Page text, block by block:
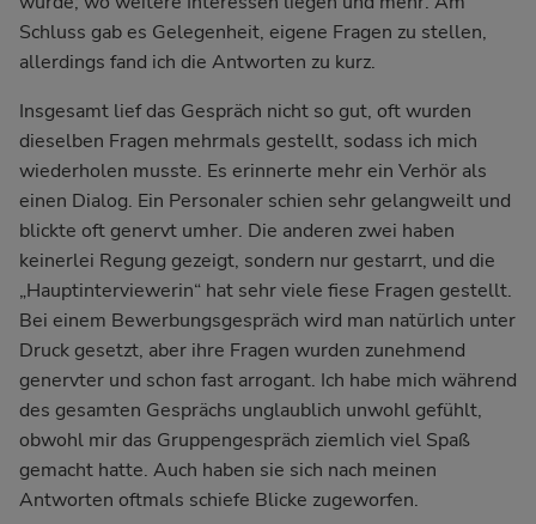
Schluss gab es Gelegenheit, eigene Fragen zu stellen,
allerdings fand ich die Antworten zu kurz.
Insgesamt lief das Gespräch nicht so gut, oft wurden
dieselben Fragen mehrmals gestellt, sodass ich mich
wiederholen musste. Es erinnerte mehr ein Verhör als
einen Dialog. Ein Personaler schien sehr gelangweilt und
blickte oft genervt umher. Die anderen zwei haben
keinerlei Regung gezeigt, sondern nur gestarrt, und die
„Hauptinterviewerin“ hat sehr viele fiese Fragen gestellt.
Bei einem Bewerbungsgespräch wird man natürlich unter
Druck gesetzt, aber ihre Fragen wurden zunehmend
genervter und schon fast arrogant. Ich habe mich während
des gesamten Gesprächs unglaublich unwohl gefühlt,
obwohl mir das Gruppengespräch ziemlich viel Spaß
gemacht hatte. Auch haben sie sich nach meinen
Antworten oftmals schiefe Blicke zugeworfen.